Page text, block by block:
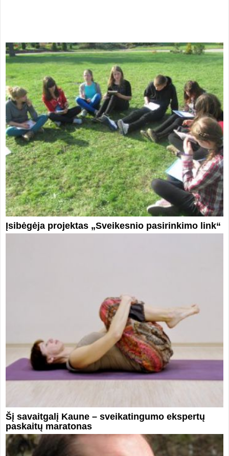
Įsibėgėja projektas „Sveikesnio pasirinkimo link“
Šį savaitgalį Kaune – sveikatingumo ekspertų
paskaitų maratonas